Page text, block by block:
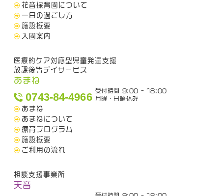
花音保育園について
一日の過ごし方
施設概要
入園案内
医療的ケア対応型児童発達支援
放課後等デイサービス
あまね
0743-84-4966
受付時間 9:00 - 18:00
月曜・日曜休み
あまね
あまねについて
療育プログラム
施設概要
ご利用の流れ
相談支援事業所
天音